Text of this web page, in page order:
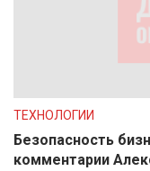
ТЕХНОЛОГИИ
Безопасность
комментарии